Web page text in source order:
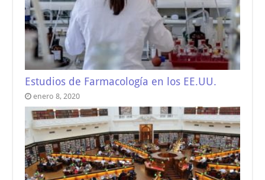
Estudios de Farmacología en los EE.UU.
enero 8, 2020